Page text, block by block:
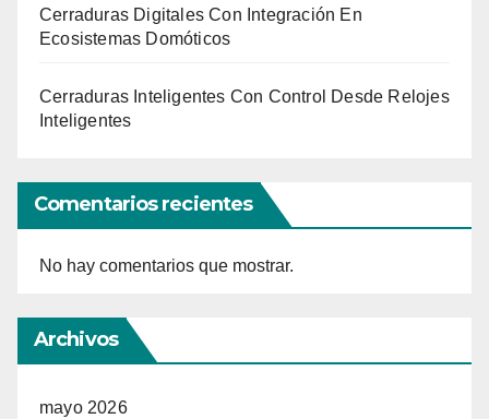
Cerraduras Digitales Con Integración En
Ecosistemas Domóticos
Cerraduras Inteligentes Con Control Desde Relojes
Inteligentes
Comentarios recientes
No hay comentarios que mostrar.
Archivos
mayo 2026